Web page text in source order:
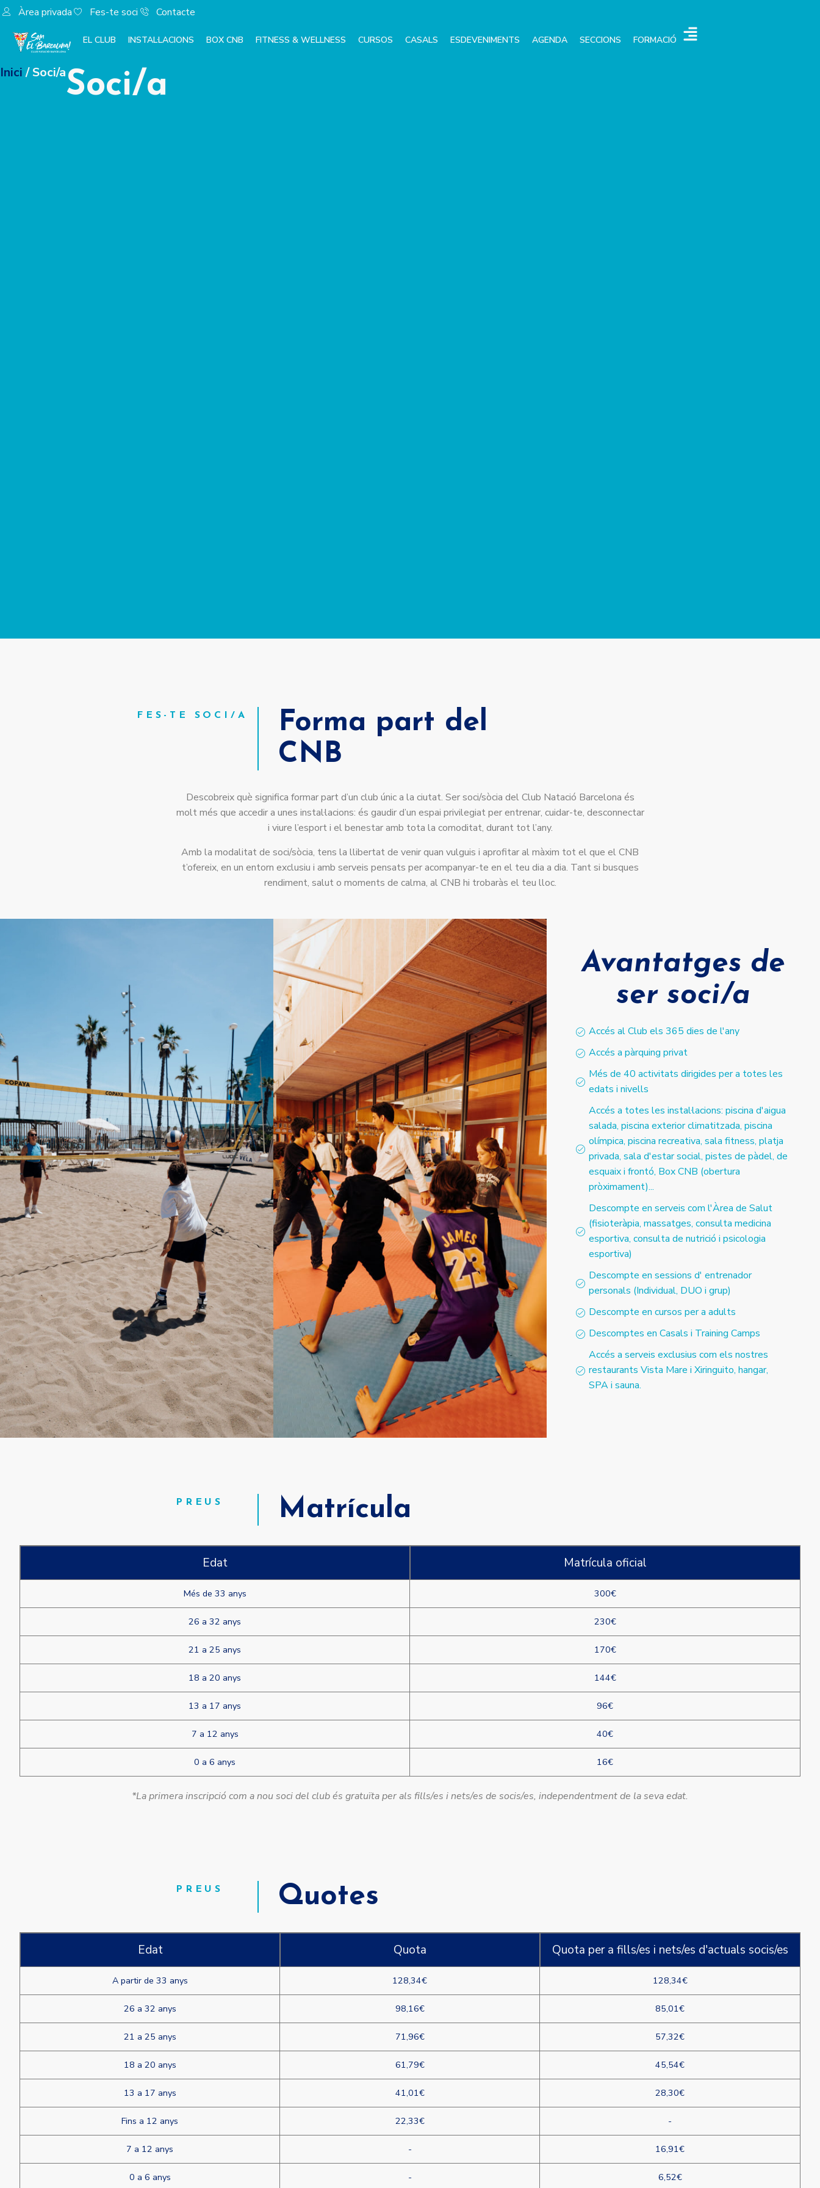
Àrea privada Fes-te soci Contacte
EL CLUB INSTAL·LACIONS BOX CNB FITNESS & WELLNESS CURSOS CASALS ESDEVENIMENTS AGENDA SECCIONS FORMACIÓ
Inici/ Soci/aSoci/a
FES-TE SOCI/A
Forma part del
CNB
Descobreix què significa formar part d’un club únic a la ciutat. Ser soci/sòcia del Club Natació Barcelona és
molt més que accedir a unes instal·lacions: és gaudir d’un espai privilegiat per entrenar, cuidar-te, desconnectar
i viure l’esport i el benestar amb tota la comoditat, durant tot l’any.
Amb la modalitat de soci/sòcia, tens la llibertat de venir quan vulguis i aprofitar al màxim tot el que el CNB
t’ofereix, en un entorn exclusiu i amb serveis pensats per acompanyar-te en el teu dia a dia. Tant si busques
rendiment, salut o moments de calma, al CNB hi trobaràs el teu lloc.
Avantatges de
ser soci/a
Accés al Club els 365 dies de l'any
Accés a pàrquing privat
Més de 40 activitats dirigides per a totes les
edats i nivells
Accés a totes les instal·lacions: piscina d'aigua
salada, piscina exterior climatitzada, piscina
olímpica, piscina recreativa, sala fitness, platja
privada, sala d'estar social, pistes de pàdel, de
esquaix i frontó, Box CNB (obertura
pròximament)...
Descompte en serveis com l'Àrea de Salut
(fisioteràpia, massatges, consulta medicina
esportiva, consulta de nutrició i psicologia
esportiva)
Descompte en sessions d' entrenador
personals (Individual, DUO i grup)
Descompte en cursos per a adults
Descomptes en Casals i Training Camps
Accés a serveis exclusius com els nostres
restaurants Vista Mare i Xiringuito, hangar,
SPA i sauna.
PREUS Matrícula
Edat Matrícula oficial
Més de 33 anys 300€
26 a 32 anys 230€
21 a 25 anys 170€
18 a 20 anys 144€
13 a 17 anys 96€
7 a 12 anys 40€
0 a 6 anys 16€
*La primera inscripció com a nou soci del club és gratuïta per als fills/es i nets/es de socis/es, independentment de la seva edat.
PREUS Quotes
Edat Quota Quota per a fills/es i nets/es d'actuals socis/es
A partir de 33 anys 128,34€ 128,34€
26 a 32 anys 98,16€ 85,01€
21 a 25 anys 71,96€ 57,32€
18 a 20 anys 61,79€ 45,54€
13 a 17 anys 41,01€ 28,30€
Fins a 12 anys 22,33€ -
7 a 12 anys - 16,91€
0 a 6 anys - 6,52€